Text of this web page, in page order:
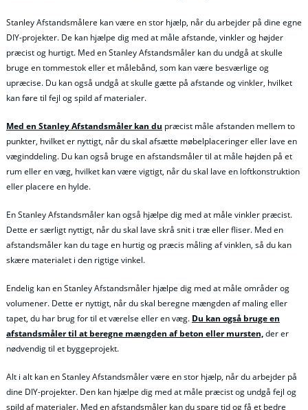
Stanley Afstandsmålere kan være en stor hjælp, når du arbejder på dine egne
DIY-projekter. De kan hjælpe dig med at måle afstande, vinkler og højder
præcist og hurtigt. Med en Stanley Afstandsmåler kan du undgå at skulle
bruge en tommestok eller et målebånd, som kan være besværlige og
upræcise. Du kan også undgå at skulle gætte på afstande og vinkler, hvilket
kan føre til fejl og spild af materialer.
Med en Stanley Afstandsmåler kan du præcist måle afstanden mellem to
punkter, hvilket er nyttigt, når du skal afsætte møbelplaceringer eller lave en
væginddeling. Du kan også bruge en afstandsmåler til at måle højden på et
rum eller en væg, hvilket kan være vigtigt, når du skal lave en loftkonstruktion
eller placere en hylde.
En Stanley Afstandsmåler kan også hjælpe dig med at måle vinkler præcist.
Dette er særligt nyttigt, når du skal lave skrå snit i træ eller fliser. Med en
afstandsmåler kan du tage en hurtig og præcis måling af vinklen, så du kan
skære materialet i den rigtige vinkel.
Endelig kan en Stanley Afstandsmåler hjælpe dig med at måle områder og
volumener. Dette er nyttigt, når du skal beregne mængden af maling eller
tapet, du har brug for til et værelse eller en væg. Du kan også bruge en
afstandsmåler til at beregne mængden af beton eller mursten,der er
nødvendig til et byggeprojekt.
Alt i alt kan en Stanley Afstandsmåler være en stor hjælp, når du arbejder på
dine DIY-projekter. Den kan hjælpe dig med at måle præcist og undgå fejl og
spild af materialer. Med en afstandsmåler kan du spare tid og få et bedre